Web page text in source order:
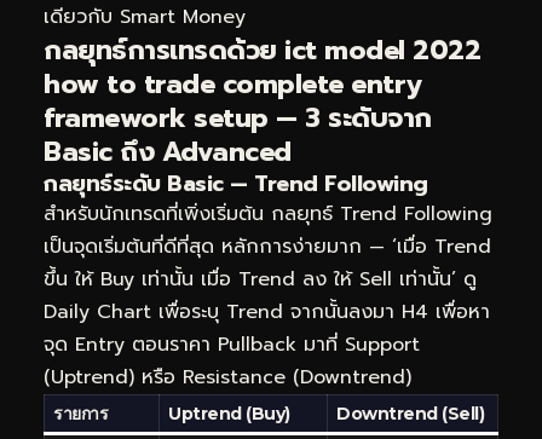
เดียวกับ Smart Money
กลยุทธ์การเทรดด้วย ict model 2022
how to trade complete entry
framework setup — 3 ระดับจาก
Basic ถึง Advanced
กลยุทธ์ระดับ Basic — Trend Following
สำหรับนักเทรดที่เพิ่งเริ่มต้น กลยุทธ์ Trend Following
เป็นจุดเริ่มต้นที่ดีที่สุด หลักการง่ายมาก — ‘เมื่อ Trend
ขึ้น ให้ Buy เท่านั้น เมื่อ Trend ลง ให้ Sell เท่านั้น’ ดู
Daily Chart เพื่อระบุ Trend จากนั้นลงมา H4 เพื่อหา
จุด Entry ตอนราคา Pullback มาที่ Support
(Uptrend) หรือ Resistance (Downtrend)
รายการ Uptrend (Buy) Downtrend (Sell)